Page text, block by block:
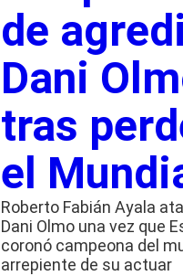
de
Dani
tras
el
Roberto Fabián Ayala
Dani Olmo una vez que
coronó campeona del
arrepiente de su actuar